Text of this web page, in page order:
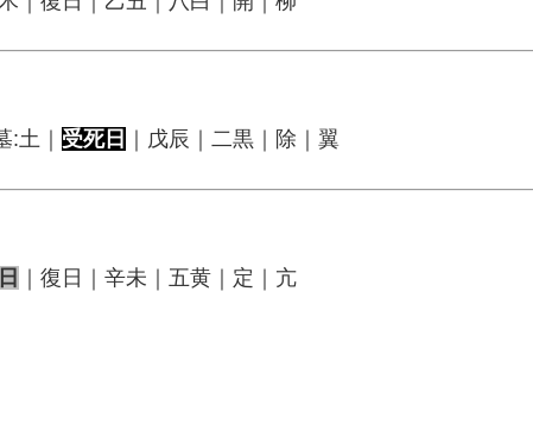
:土｜ 受死日 ｜戊辰｜二黒｜除｜翼
｜復日｜辛未｜五黄｜定｜亢